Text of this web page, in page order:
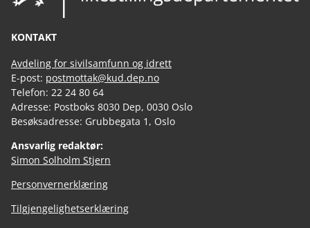
KONTAKT
Avdeling for sivilsamfunn og idrett
E-post: postmottak@kud.dep.no
Telefon: 22 24 80 64
Adresse: Postboks 8030 Dep, 0030 Oslo
Besøksadresse: Grubbegata 1, Oslo
Ansvarlig redaktør:
Simon Solholm Stjern
Personvernerklæring
Tilgjengelighetserklæring